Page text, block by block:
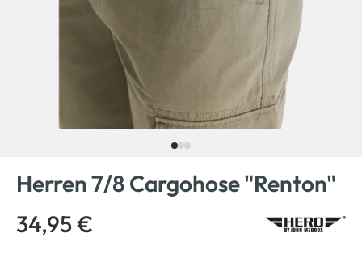
Herren 7/8 Cargohose "Renton"
34,95 €